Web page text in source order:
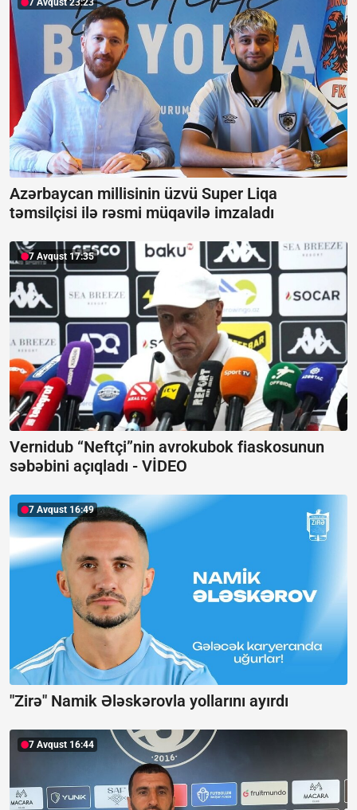
7 Avqust 23:23
Azərbaycan millisinin üzvü Super Liqa
təmsilçisi ilə rəsmi müqavilə imzaladı
7 Avqust 17:35
Vernidub “Neftçi”nin avrokubok fiaskosunun
səbəbini açıqladı - VİDEO
7 Avqust 16:49
"Zirə" Namik Ələskərovla yollarını ayırdı
7 Avqust 16:44